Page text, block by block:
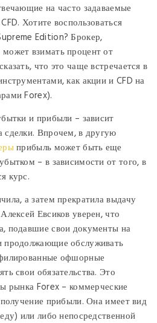
на часто задаваемые
Хотите воспользоваться
Edition? Брокер,
взимать процент от
что это чаще встречается в
как акции и CFD на
Forex).
и прибыли – зависит
сделки. Впрочем, в другую
прибыль может быть еще
– в зависимости от того, в
курс.
а затем прекратила выдачу
Евсиков уверен, что
подавшие свои документы на
продолжающие обслуживать
офшорные
свои обязательства. Это
рынка Forex – коммерческие
прибыли. Она имеет вид
или либо непосредственной